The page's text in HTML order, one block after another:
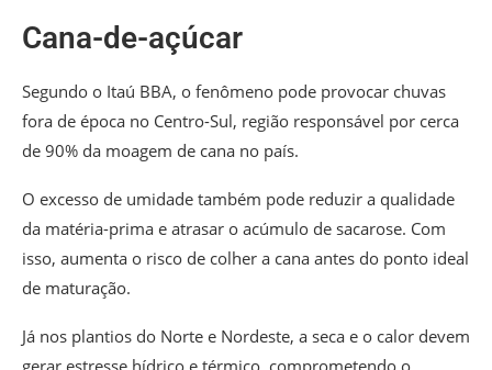
Cana-de-açúcar
Segundo o Itaú BBA, o fenômeno pode provocar chuvas
fora de época no Centro-Sul, região responsável por cerca
de 90% da moagem de cana no país.
O excesso de umidade também pode reduzir a qualidade
da matéria-prima e atrasar o acúmulo de sacarose. Com
isso, aumenta o risco de colher a cana antes do ponto ideal
de maturação.
Já nos plantios do Norte e Nordeste, a seca e o calor devem